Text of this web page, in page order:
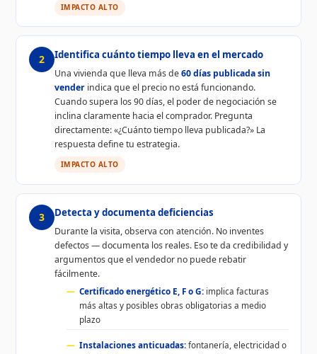
IMPACTO ALTO
2 Identifica cuánto tiempo lleva en el mercado
Una vivienda que lleva más de60 días publicada sin
venderindica que el precio no está funcionando.
Cuando supera los 90 días, el poder de negociación se
inclina claramente hacia el comprador. Pregunta
directamente: «¿Cuánto tiempo lleva publicada?» La
respuesta define tu estrategia.
IMPACTO ALTO
3 Detecta y documenta deficiencias
Durante la visita, observa con atención. No inventes
defectos — documenta los reales. Eso te da credibilidad y
argumentos que el vendedor no puede rebatir
fácilmente.
Certificado energético E, F o G: implica facturas
más altas y posibles obras obligatorias a medio
plazo
Instalaciones anticuadas:fontanería, electricidad o